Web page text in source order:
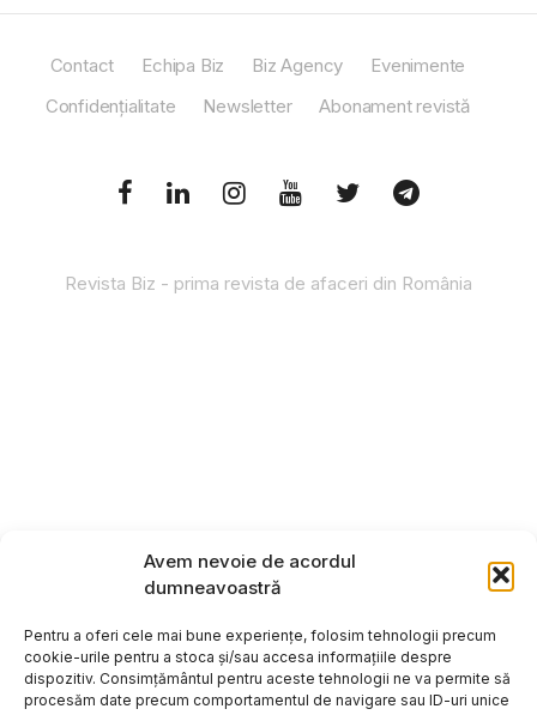
Avem nevoie de acordul
dumneavoastră
Pentru a oferi cele mai bune experiențe, folosim tehnologii precum
cookie-urile pentru a stoca și/sau accesa informațiile despre
dispozitiv. Consimțământul pentru aceste tehnologii ne va permite să
procesăm date precum comportamentul de navigare sau ID-uri unice
Contact Echipa Biz Biz Agency
Evenimente
Confidențialitate
Newsletter Abonament revistă
Revista Biz - prima revista de afaceri din România